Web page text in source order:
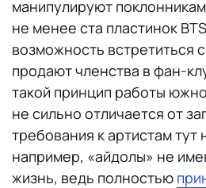
манипулируют
не менее ста пластинок
возможность встретиться
продают членства в фан-
такой принцип работы
не сильно отличается от
требования к артистам тут
например, «айдолы» не
жизнь, ведь полностью